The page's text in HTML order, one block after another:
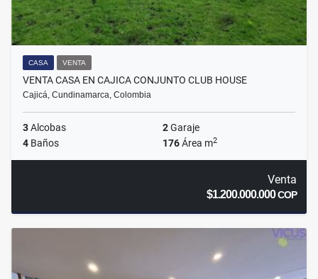
CASA VENTA
VENTA CASA EN CAJICA CONJUNTO CLUB HOUSE
Cajicá, Cundinamarca, Colombia
3Alcobas 2Garaje
4 Baños 176Área m2
Venta
$1.200.000.000COP